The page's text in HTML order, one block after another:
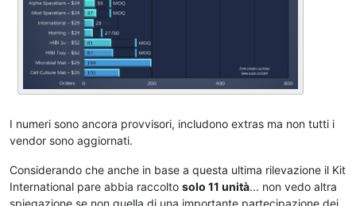
I numeri sono ancora provvisori, includono extras ma non tutti i
vendor sono aggiornati.
Considerando che anche in base a questa ultima rilevazione il Kit
International pare abbia raccolto solo 11 unità... non vedo altra